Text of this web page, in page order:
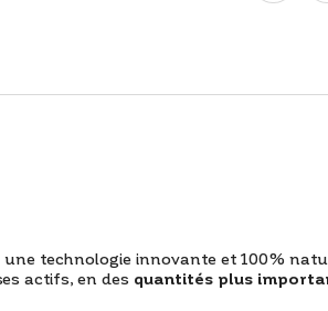
technologie innovante et 100%
actifs, en des quantités plus